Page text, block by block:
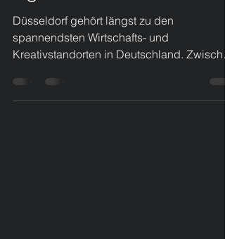
11. Mai 2 Min. Lesezeit
Lemon Brand - Deine
freundliche und